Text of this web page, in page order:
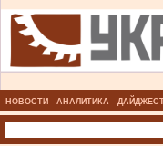
НОВОСТИ АНАЛИТИКА